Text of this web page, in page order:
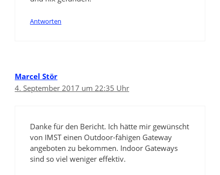
Antworten
Marcel Stör
4. September 2017 um 22:35 Uhr
Danke für den Bericht. Ich hätte mir gewünscht
von IMST einen Outdoor-fähigen Gateway
angeboten zu bekommen. Indoor Gateways
sind so viel weniger effektiv.